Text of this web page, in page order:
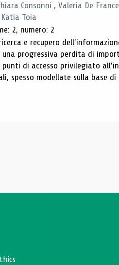
Consonni , Valeria De
Toia
2, numero: 2
e recupero
progressiva perdita di
punti di accesso privilegiato
spesso modellate sulla base di